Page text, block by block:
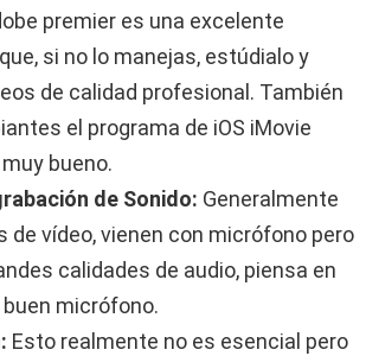
premier es una excelente
si no lo manejas, estúdialo y
de calidad profesional. También
el programa de iOS iMovie
bueno.
de Sonido: Generalmente
de vídeo, vienen con micrófono pero
calidades de audio, piensa en
micrófono.
Esto realmente no es esencial pero